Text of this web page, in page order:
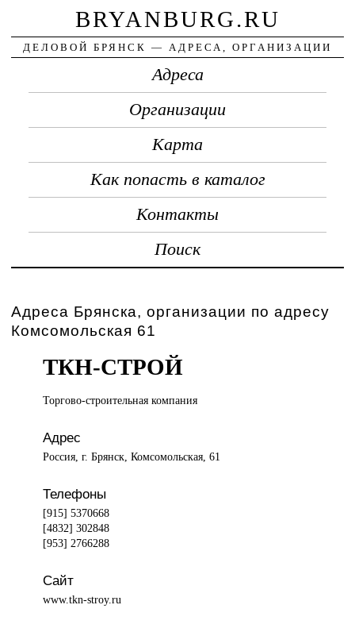
BRYANBURG.RU
ДЕЛОВОЙ БРЯНСК — АДРЕСА, ОРГАНИЗАЦИИ
Адреса
Организации
Карта
Как попасть в каталог
Контакты
Поиск
Адреса Брянска, организации по адресу
Комсомольская 61
ТКН-СТРОЙ
Торгово-строительная компания
Адрес
Россия, г. Брянск, Комсомольская, 61
Телефоны
[915] 5370668
[4832] 302848
[953] 2766288
Сайт
www.tkn-stroy.ru